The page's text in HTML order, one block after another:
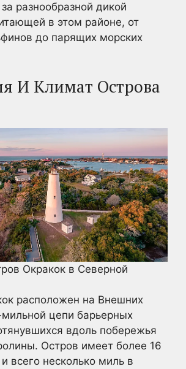
разнообразной дикой
в этом районе, от
до парящих морских
И Климат Острова
Окракок в Северной
расположен на Внешних
цепи барьерных
вдоль побережья
Остров имеет более 16
всего несколько миль в